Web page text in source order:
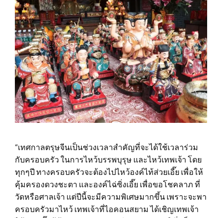
“เทศกาลตรุษจีนเป็นช่วงเวลาสำคัญที่จะได้ใช้เวลาร่วม
กับครอบครัว ในการไหว้บรรพบุรุษ และไหว้เทพเจ้า โดย
ทุกๆปี ทางครอบครัวจะต้องไปไหว้องค์ไท้ส่วยเอี๊ย เพื่อให้
คุ้มครองดวงชะตา และองค์ไฉ่ซิ่งเอี๊ย เพื่อขอโชคลาภ ที่
วัดหรือศาลเจ้า แต่ปีนี้จะมีความพิเศษมากขึ้น เพราะจะพา
ครอบครัวมาไหว้ เทพเจ้าที่ไอคอนสยาม ได้เชิญเทพเจ้า